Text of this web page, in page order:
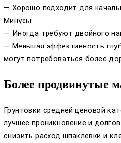
— Хорошо подходит для
Минусы:
— Иногда требуют двойного
— Меньшая эффективность
могут потребоваться более
Более продвинутые
Грунтовки средней ценовой
лучшее проникновение и
снизить расход шпаклевки и